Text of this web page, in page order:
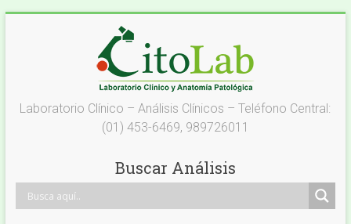
Laboratorio
Análisis
Clínicos
–
Laboratorio Clínico – Análisis Clínicos – Teléfono Central:
(01) 453-6469, 989726011
Buscar Análisis